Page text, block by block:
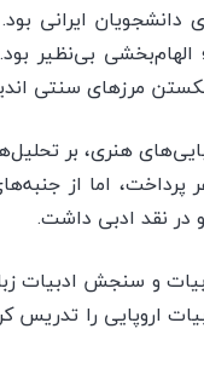
نقطه عطفی برای
بی‌نظیر
مرزهای سنتی
هنری، بر
پرداخت، اما از
در نقد ادبی داشت.
و سنجش ادبیات
اروپایی را